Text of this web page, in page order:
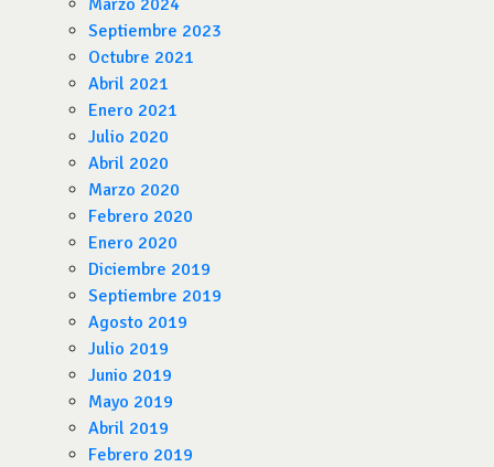
Marzo 2024
Septiembre 2023
Octubre 2021
Abril 2021
Enero 2021
Julio 2020
Abril 2020
Marzo 2020
Febrero 2020
Enero 2020
Diciembre 2019
Septiembre 2019
Agosto 2019
Julio 2019
Junio 2019
Mayo 2019
Abril 2019
Febrero 2019